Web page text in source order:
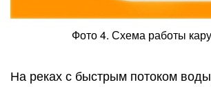
Фото 4. Схема работы
На реках с быстрым потоком